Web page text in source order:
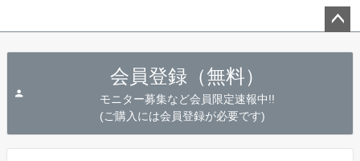
会員登録（無料）
モニター募集など会員限定速報中!!
(ご購入には会員登録が必要です)